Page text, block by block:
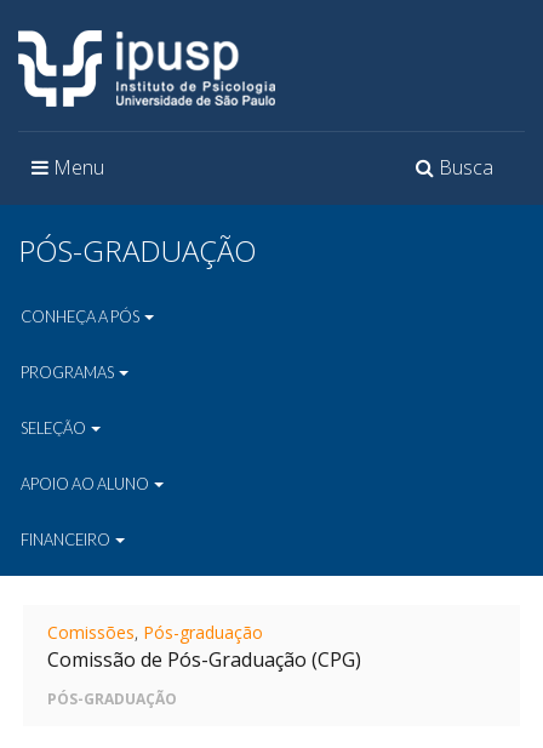
Toggle
Busca
Toggle
Menu
PÓS-GRADUAÇÃO
CONHEÇA A PÓS
PROGRAMAS
SELEÇÃO
APOIO AO ALUNO
FINANCEIRO
Comissões, Pós-graduação
Comissão de Pós-Graduação (CPG)
PÓS-GRADUAÇÃO